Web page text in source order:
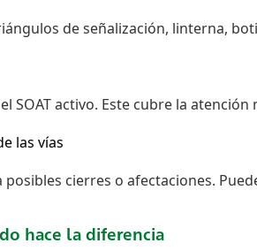
de señalización, linterna,
SOAT activo. Este cubre la
las vías
posibles cierres o afectaciones.
hace la diferencia